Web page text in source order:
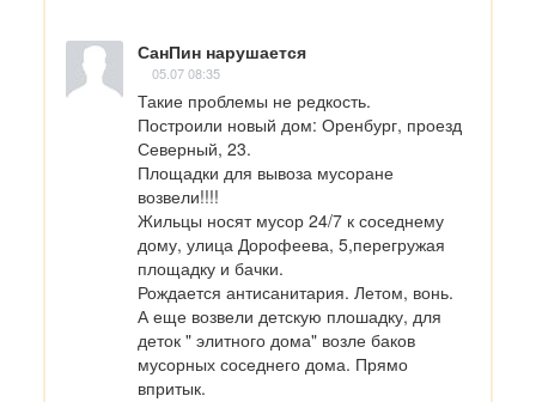
СанПин нарушается
05.07 08:35
Такие проблемы не редкость.
Построили новый дом: Оренбург, проезд
Северный, 23.
Площадки для вывоза мусоране
возвели!!!!
Жильцы носят мусор 24/7 к соседнему
дому, улица Дорофеева, 5,перегружая
площадку и бачки.
Рождается антисанитария. Летом, вонь.
А еще возвели детскую плошадку, для
деток " элитного дома" возле баков
мусорных соседнего дома. Прямо
впритык.